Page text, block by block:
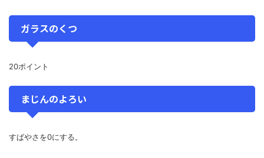
ガラスのくつ
20ポイント
まじんのよろい
すばやさを0にする。